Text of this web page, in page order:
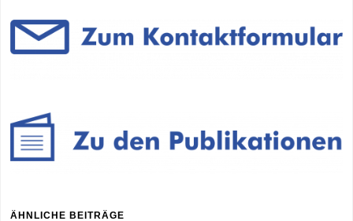
ÄHNLICHE BEITRÄGE